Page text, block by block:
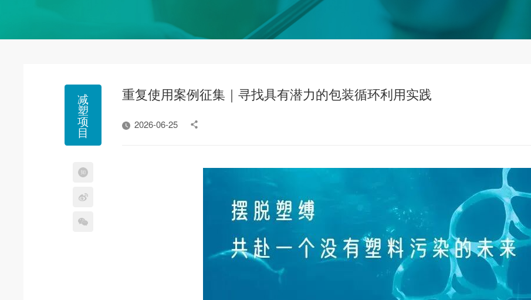
减
塑
项
目
重复使用案例征集｜寻找具有潜力的包装循环利用实践
2026-06-25